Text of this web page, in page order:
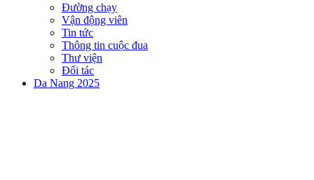
Đường chạy
Vận động viên
Tin tức
Thông tin cuộc đua
Thư viện
Đối tác
Da Nang 2025